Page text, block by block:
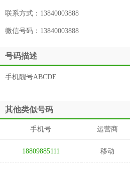
联系方式： 13840003888
微信号码： 13840003888
号码描述
手机靓号ABCDE
其他类似号码
手机号 运营商
18809885111 移动